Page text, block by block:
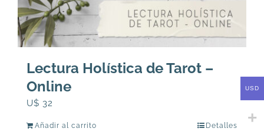
Lectura Holística de Tarot –
Online
U$ 32
Añadir al carrito Detalles
USD